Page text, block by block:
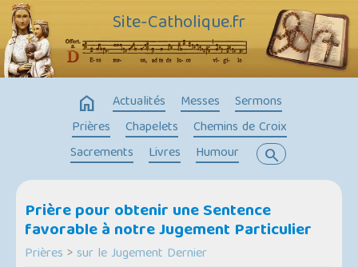
Site-Catholique.fr
home Actualités Messes
Sermons
Prières
Chapelets
Chemins de Croix
Sacrements
Livres Humour search
Prière pour obtenir une Sentence
favorable à notre Jugement Particulier
Prières >sur le Jugement Dernier